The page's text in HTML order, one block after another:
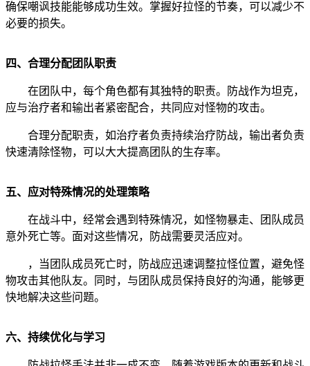
确保嘲讽技能能够成功生效。掌握好拉怪的节奏，可以减少不
必要的损失。
四、合理分配团队职责
在团队中，每个角色都有其独特的职责。防战作为坦克，
应与治疗者和输出者紧密配合，共同应对怪物的攻击。
合理分配职责，如治疗者负责持续治疗防战，输出者负责
快速清除怪物，可以大大提高团队的生存率。
五、应对特殊情况的处理策略
在战斗中，经常会遇到特殊情况，如怪物暴走、团队成员
意外死亡等。面对这些情况，防战需要灵活应对。
，当团队成员死亡时，防战应迅速调整拉怪位置，避免怪
物攻击其他队友。同时，与团队成员保持良好的沟通，能够更
快地解决这些问题。
六、持续优化与学习